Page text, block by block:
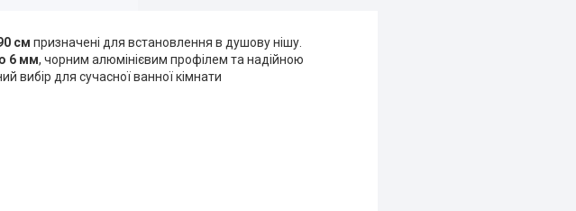
см призначені для встановлення в душову нішу.
6 мм, чорним алюмінієвим профілем та надійною
вибір для сучасної ванної кімнати